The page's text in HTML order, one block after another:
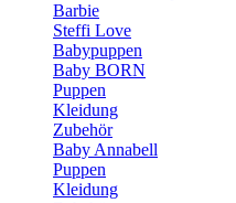
Barbie
Steffi Love
Babypuppen
Baby BORN
Puppen
Kleidung
Zubehör
Baby Annabell
Puppen
Kleidung